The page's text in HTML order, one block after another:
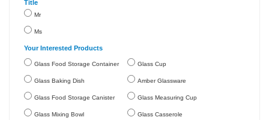
Title
Mr
Ms
Your Interested Products
Glass Food Storage Container
Glass Baking Dish
Glass Food Storage Canister
Glass Mixing Bowl
Glass Cup
Amber Glassware
Glass Measuring Cup
Glass Casserole